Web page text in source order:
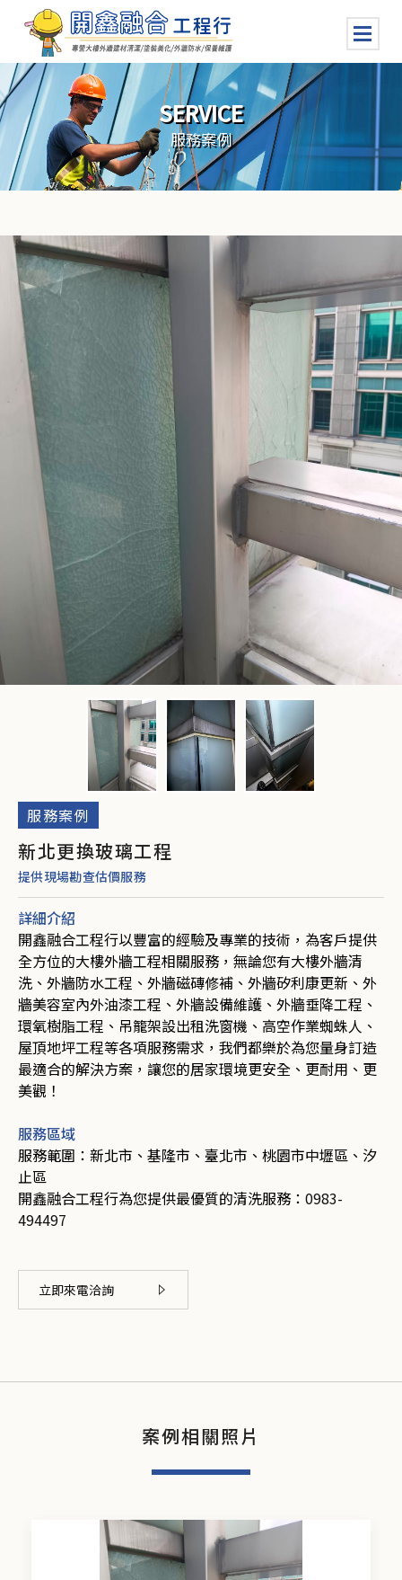
SERVICE
服務案例
服務案例
新北更換玻璃工程
提供現場勘查估價服務
詳細介紹
開鑫融合工程行以豐富的經驗及專業的技術，為客戶提供
全方位的大樓外牆工程相關服務，無論您有大樓外牆清
洗、外牆防水工程、外牆磁磚修補、外牆矽利康更新、外
牆美容室內外油漆工程、外牆設備維護、外牆垂降工程、
環氧樹脂工程、吊籠架設出租洗窗機、高空作業蜘蛛人、
屋頂地坪工程等各項服務需求，我們都樂於為您量身訂造
最適合的解決方案，讓您的居家環境更安全、更耐用、更
美觀！
服務區域
服務範圍：新北市、基隆市、臺北市、桃園市中壢區、汐
止區
開鑫融合工程行為您提供最優質的清洗服務： 0983-
494497
立即來電洽詢
案例相關照片